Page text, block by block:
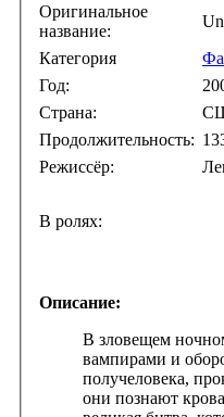
Оригинальное
название:
Категория
Год:
Страна:
Продолжительность:
Режиссёр:
В ролях:
Описание:
В зловещем
вампирами и
получеловека,
они познают